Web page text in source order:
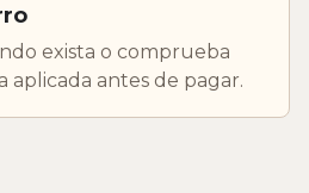
exista o comprueba
antes de pagar.